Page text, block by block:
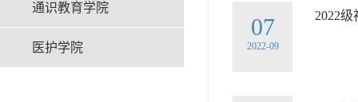
通识教育学院
医护学院
07
2022-09
2022